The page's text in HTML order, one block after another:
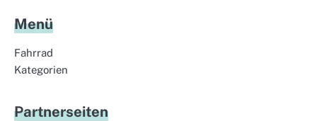
Menü
Fahrrad
Kategorien
Partnerseiten